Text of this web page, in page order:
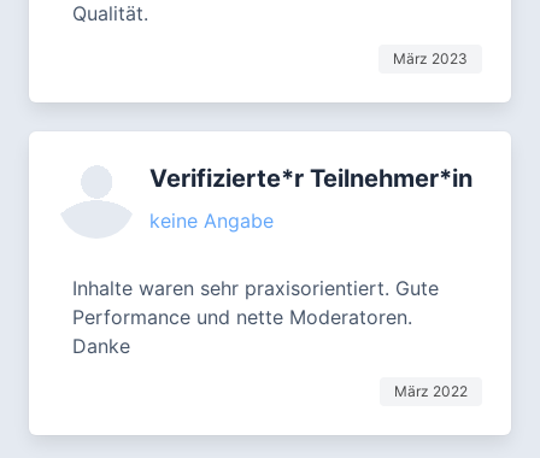
Qualität.
März 2023
Verifizierte*r Teilnehmer*in
keine Angabe
Inhalte waren sehr praxisorientiert. Gute
Performance und nette Moderatoren.
Danke
März 2022